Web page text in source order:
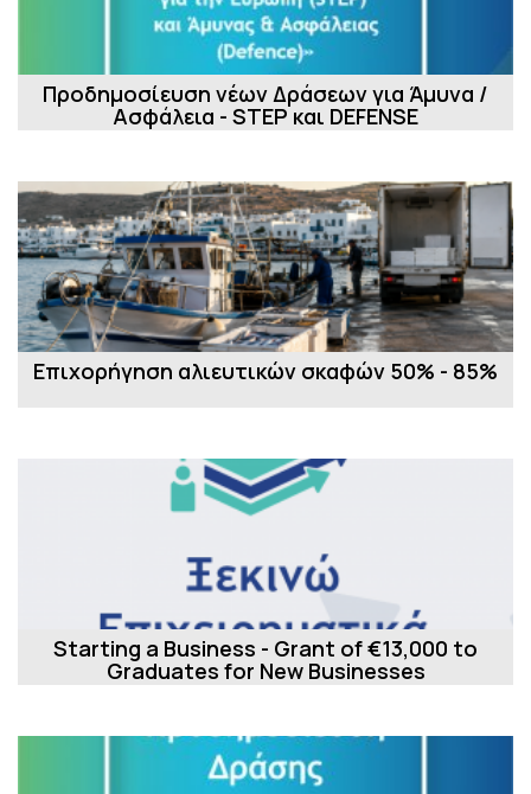
Προδημοσίευση νέων Δράσεων για Άμυνα /
Ασφάλεια - STEP και DEFENSE
Επιχορήγηση αλιευτικών σκαφών 50% - 85%
Starting a Business - Grant of €13,000 to
Graduates for New Businesses